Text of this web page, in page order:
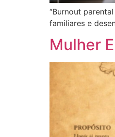
“Burnout
familiares e
Mulher